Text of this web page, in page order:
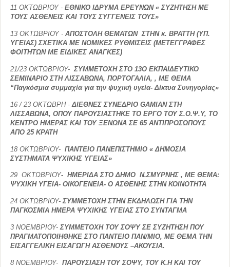
11 ΟΚΤΩΒΡΙΟΥ - ΕΘΝΙΚΟ ΙΔΡΥΜΑ ΕΡΕΥΝΩΝ « ΣΥΖΗΤΗΣΗ ΜΕ
ΤΟΥΣ ΑΣΘΕΝΕΙΣ ΚΑΙ ΤΟΥΣ ΣΥΓΓΕΝΕΙΣ ΤΟΥΣ»
13 ΟΚΤΩΒΡΙΟΥ - ΑΠΟΣΤΟΛΗ ΘΕΜΑΤΩΝ ΣΤΗΝ κ. ΒΡΑΤΤΗ (ΥΠ.
ΥΓΕΙΑΣ) ΣΧΕΤΙΚΑ ΜΕ ΝΟΜΙΚΕΣ ΡΥΘΜΙΣΕΙΣ (ΜΕΤΕΓΓΡΑΦΕΣ
ΦΟΙΤΗΤΩΝ ΜΕ ΕΙΔΙΚΕΣ ΑΝΑΓΚΕΣ)
21/23 ΟΚΤΩΒΡΙΟΥ- ΣΥΜΜΕΤΟΧΗ ΣΤΟ 13Ο ΕΚΠΑΙΔΕΥΤΙΚΟ
ΣΕΜΙΝΑΡΙΟ ΣΤΗ ΛΙΣΣΑΒΩΝΑ, ΠΟΡΤΟΓΑΛΙΑ, , ΜΕ ΘΕΜΑ
“Παγκόσμια συμμαχία για την ψυχική υγεία- Δίκτυα Συνηγορίας»
16 / 23 ΟΚΤΩΒΡΗ- ΔΙΕΘΝΕΣ ΣΥΝΕΔΡΙΟ GAMIANΣΤΗ
ΛΙΣΣΑΒΩΝΑ, ΟΠΟΥ ΠΑΡΟΥΣΙΑΣΤΗΚΕ ΤΟ ΕΡΓΟ ΤΟΥ Σ.Ο.Ψ.Υ, ΤΟ
ΚΕΝΤΡΟ ΗΜΕΡΑΣ ΚΑΙ ΤΟΥ ΞΕΝΩΝΑ ΣΕ 65 ΑΝΤΙΠΡΟΣΩΠΟΥΣ
ΑΠΟ 25 ΚΡΑΤΗ
18 ΟΚΤΩΒΡΙΟΥ- ΠΑΝΤΕΙΟ ΠΑΝΕΠΙΣΤΗΜΙΟ « ΔΗΜΟΣΙΑ
ΣΥΣΤΗΜΑΤΑ ΨΥΧΙΚΗΣ ΥΓΕΙΑΣ»
29 ΟΚΤΩΒΡΙΟΥ- ΗΜΕΡΙΔΑ ΣΤΟ ΔΗΜΟ Ν.ΣΜΥΡΝΗΣ , ΜΕ ΘΕΜΑ:
ΨΥΧΙΚΗ ΥΓΕΙΑ- ΟΙΚΟΓΕΝΕΙΑ- Ο ΑΣΘΕΝΗΣ ΣΤΗΝ ΚΟΙΝΟΤΗΤΑ
24 ΟΚΤΩΒΡΙΟΥ-ΣΥΜΜΕΤΟΧΗ ΣΤΗΝ ΕΚΔΗΛΩΣΗ ΓΙΑ ΤΗΝ
ΠΑΓΚΟΣΜΙΑ ΗΜΕΡΑ ΨΥΧΙΚΗΣ ΥΓΕΙΑΣΣΤΟ ΣΥΝΤΑΓΜΑ
3 ΝΟΕΜΒΡΙΟΥ-ΣΥΜΜΕΤΟΧΗ ΤΟΥ ΣΟΨΥ ΣΕ ΣΥΖΗΤΗΣΗ ΠΟΥ
ΠΡΑΓΜΑΤΟΠΟΙΗΘΗΚΕ ΣΤΟ ΠΑΝΤΕΙΟ ΠΑΝ/ΜΙΟ, ΜΕ ΘΕΜΑ ΤΗΝ
ΕΙΣΑΓΓΕΛΙΚΗ ΕΙΣΑΓΩΓΗ ΑΣΘΕΝΟΥΣ –ΑΚΟΥΣΙΑ.
8 ΝΟΕΜΒΡΙΟΥ- ΠΑΡΟΥΣΙΑΣΗ ΤΟΥ ΣΟΨΥ, ΤΟΥ Κ.Η ΚΑΙ ΤΟΥ